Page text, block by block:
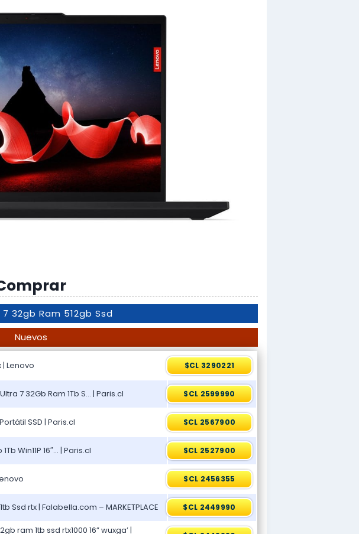
32gb Ram 512gb Ssd
Nuevos
| Lenovo $CL 3290221
7 32Gb Ram 1Tb S… | Paris.cl $CL 2599990
SSD | Paris.cl $CL 2567900
Win11P 16″… | Paris.cl $CL 2527900
$CL 2456355
Ssd rtx | Falabella.com – MARKETPLACE $CL 2449990
ram 1tb ssd rtx1000 16” wuxga’ |